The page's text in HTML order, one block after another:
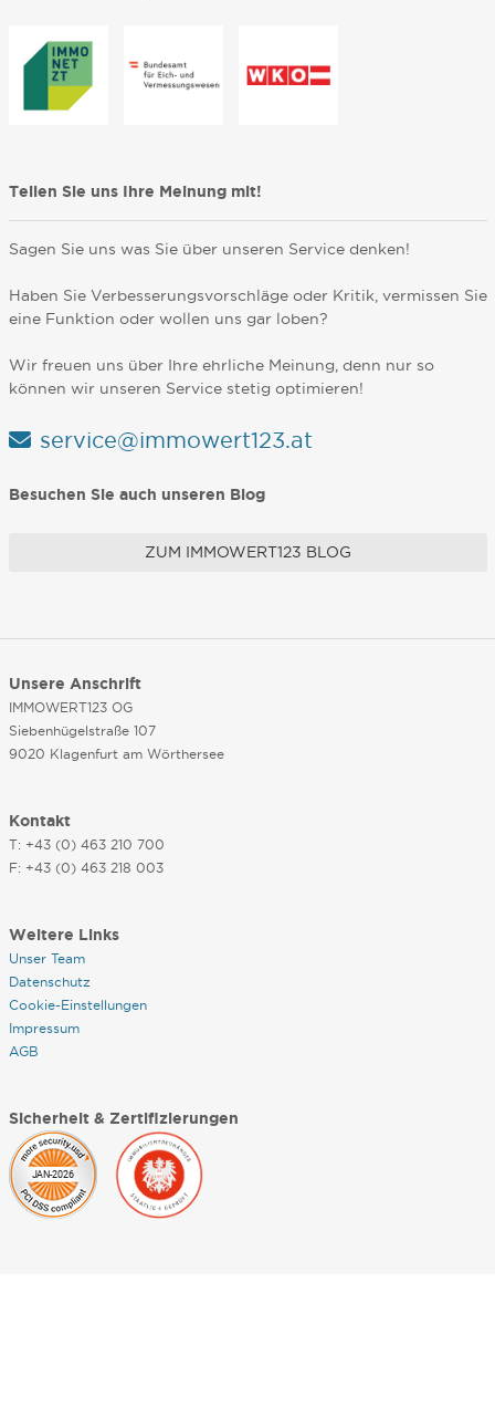
Teilen Sie uns Ihre Meinung mit!
Sagen Sie uns was Sie über unseren Service denken!
Haben Sie Verbesserungsvorschläge oder Kritik, vermissen Sie
eine Funktion oder wollen uns gar loben?
Wir freuen uns über Ihre ehrliche Meinung, denn nur so
können wir unseren Service stetig optimieren!
service@immowert123.at
Besuchen Sie auch unseren Blog
ZUM IMMOWERT123 BLOG
Unsere Anschrift
IMMOWERT123 OG
Siebenhügelstraße 107
9020 Klagenfurt am Wörthersee
Kontakt
T: +43 (0) 463 210 700
F: +43 (0) 463 218 003
Weitere Links
Unser Team
Datenschutz
Cookie-Einstellungen
Impressum
AGB
Sicherheit & Zertifizierungen